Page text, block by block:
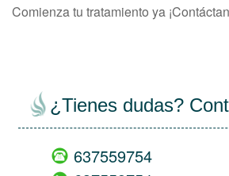
Comienza tu tratamiento ya
¿Tienes dudas?
637559754